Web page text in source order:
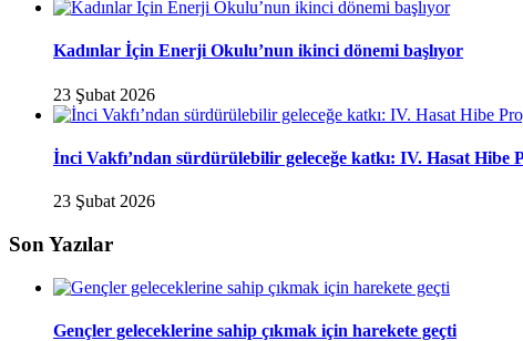
Kadınlar İçin Enerji Okulu’nun ikinci dönemi başlıyor
23 Şubat 2026
İnci Vakfı’ndan sürdürülebilir geleceğe katkı: IV. Hasat Hibe
23 Şubat 2026
Son Yazılar
Gençler geleceklerine sahip çıkmak için harekete geçti